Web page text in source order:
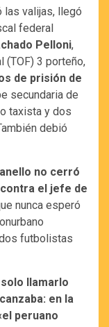
las valijas, llegó
federal
Pelloni,
(TOF) 3 porteño,
de prisión de
secundaria de
taxista y dos
debió
no cerró
el jefe de
nunca esperó
futbolistas
llamarlo
en la
peruano